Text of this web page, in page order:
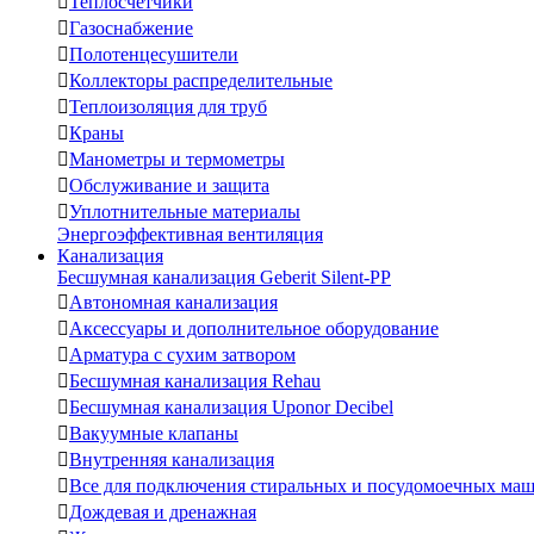
Газоснабжение
Полотенцесушители
Коллекторы распределительные
Теплоизоляция для труб
Краны
Манометры и термометры
Обслуживание и защита
Уплотнительные материалы
Энергоэффективная вентиляция
Канализация
Бесшумная канализация Geberit Silent-PP
Автономная канализация
Аксессуары и дополнительное оборудование
Арматура с сухим затвором
Бесшумная канализация Rehau
Бесшумная канализация Uponor Decibel
Вакуумные клапаны
Внутренняя канализация
Все для подключения стиральных и посудомоечных
Дождевая и дренажная